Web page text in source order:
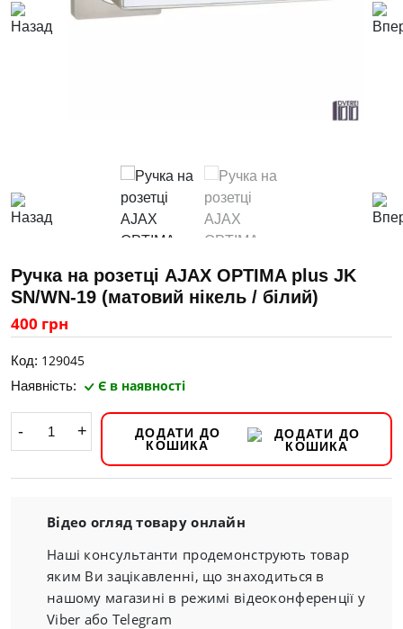
Ручка на розетці AJAX OPTIMA plus JK
SN/WN-19 (матовий нікель / білий)
400 грн
Код: 129045
Наявність: Є в наявності
- +
ДОДАТИ ДО
КОШИКА
Відео огляд товару онлайн
Наші консультанти продемонструють товар
яким Ви зацікавленні, що знаходиться в
нашому магазині в режимі відеоконференції у
Viber або Telegram